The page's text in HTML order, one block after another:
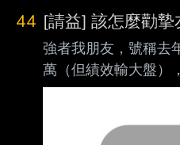
都不會再有向上突
45000橫盤
44 [請益] 該怎麼勸
強者我朋友，號稱去
萬（但績效輸大盤）
1. 不看大盤 2. 不看
ETF)當唯一指標” 完